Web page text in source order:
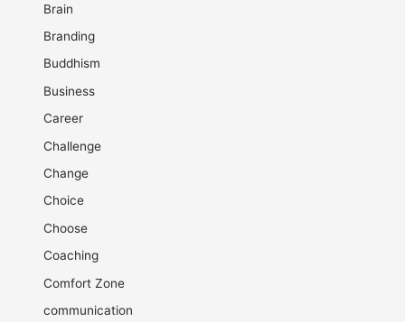
Brain
Branding
Buddhism
Business
Career
Challenge
Change
Choice
Choose
Coaching
Comfort Zone
communication